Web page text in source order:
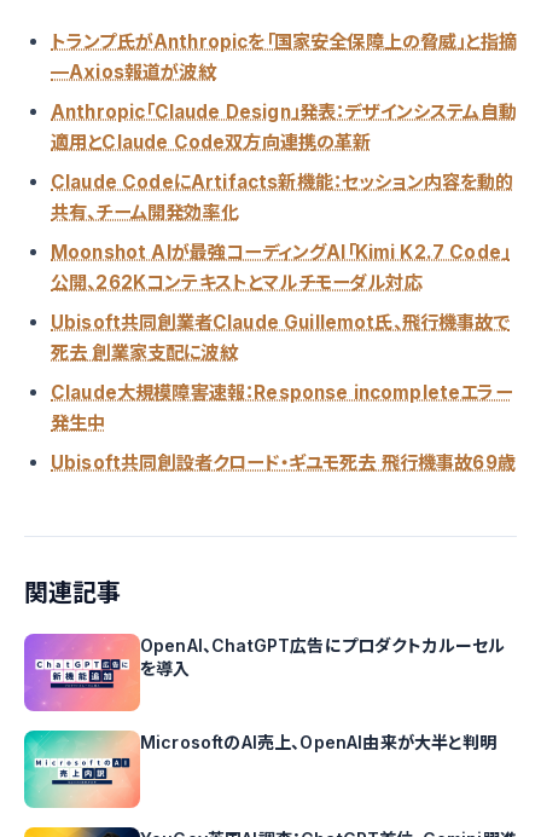
トランプ氏がAnthropicを「国家安全保障上の脅威」と指摘
—Axios報道が波紋
Anthropic「Claude Design」発表：デザインシステム自動
適用とClaude Code双方向連携の革新
Claude CodeにArtifacts新機能：セッション内容を動的
共有、チーム開発効率化
Moonshot AIが最強コーディングAI「Kimi K2.7 Code」
公開、262Kコンテキストとマルチモーダル対応
Ubisoft共同創業者Claude Guillemot氏、飛行機事故で
死去 創業家支配に波紋
Claude大規模障害速報：Response incompleteエラー
発生中
Ubisoft共同創設者クロード・ギユモ死去 飛行機事故69歳
関連記事
OpenAI、ChatGPT広告にプロダクトカルーセル
を導入
MicrosoftのAI売上、OpenAI由来が大半と判明